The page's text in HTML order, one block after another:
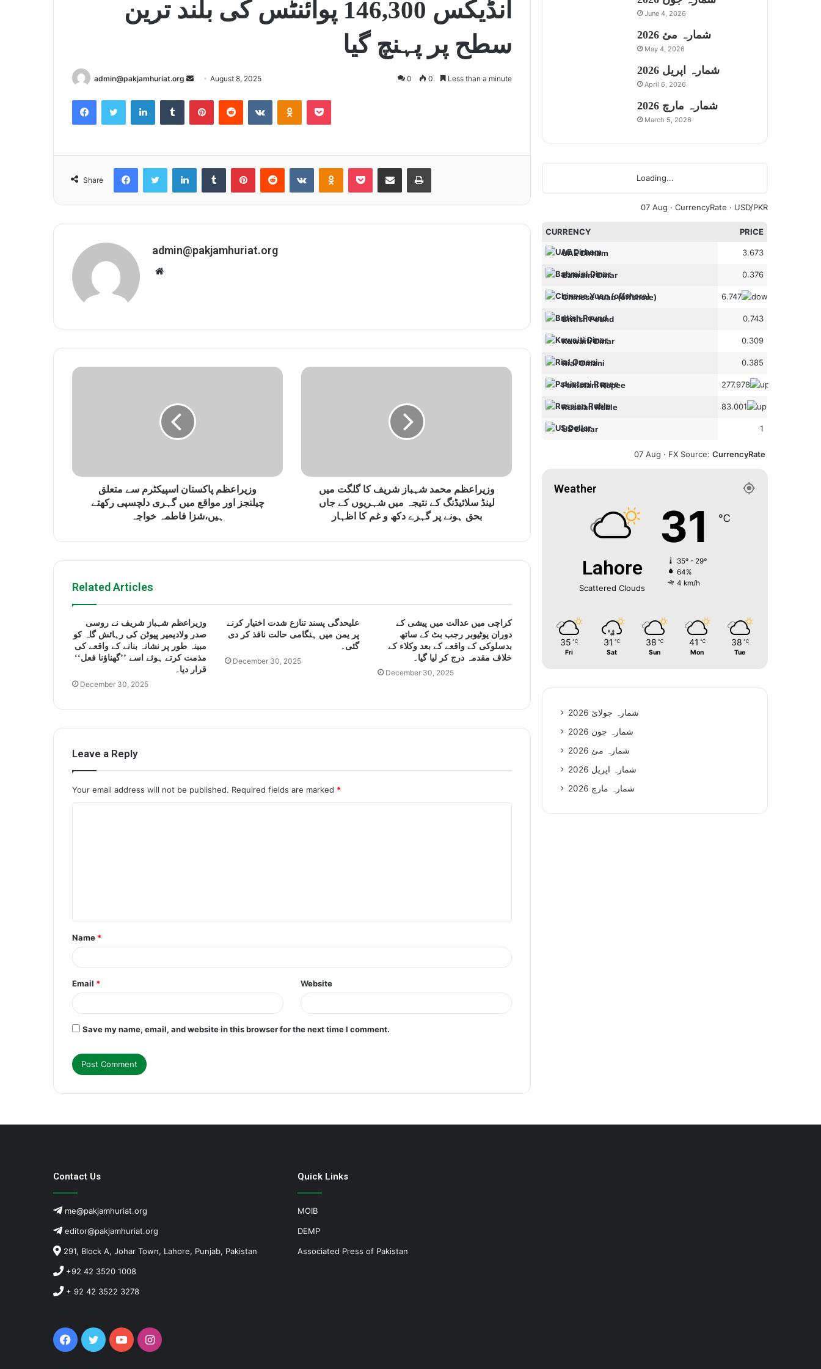
انڈیکس 146,300 پوائنٹس کی بلند ترین
سطح پر پہنچ گیا
admin@pakjamhuriat.org
e
l
August 8, 2025 0 0 Less than a minute
Share
admin@pakjamhuriat.org
i
وزیراعظم پاکستان اسپیکٹرم سے متعلق
چیلنجز اور مواقع میں گہری دلچسپی رکھتے
ہیں،شزا فاطمہ خواجہ
وزیراعظم محمد شہباز شریف کا گلگت میں
لینڈ سلائیڈنگ کے نتیجہ میں شہریوں کے جاں
بحق ہونے پر گہرے دکھ و غم کا اظہار
Related Articles
وزیراعظم شہباز شریف نے روسی
صدر ولادیمیر پیوٹن کی رہائش گاہ کو
مبینہ طور پر نشانہ بنانے کے واقعے کی
مذمت کرتے ہوئے اسے ’’گھناؤنا فعل‘‘
قرار دیا۔
December 30, 2025
علیحدگی پسند تنازع شدت اختیار کرنے
پر یمن میں ہنگامی حالت نافذ کر دی
گئی۔
December 30, 2025
کراچی میں عدالت میں پیشی کے
دوران یوٹیوبر رجب بٹ کے ساتھ
بدسلوکی کے واقعے کے بعد وکلاء کے
خلاف مقدمہ درج کر لیا گیا۔
December 30, 2025
Leave a Reply
Your email address will not be published. Required fields are marked *
t
*
Name *
Email * Website
Save my name, email, and website in this browser for the next time I comment.
June 4, 2026
شمارہ مئ 2026
May 4, 2026
شمارہ اپریل 2026
April 6, 2026
شمارہ مارچ 2026
March 5, 2026
Loading...
07 Aug · CurrencyRate · USD/PKR
CURRENCY PRICE
UAE Dirham 3.673
Bahraini Dinar 0.376
Chinese Yuan (offshore) 6.747
British Pound 0.743
Kuwaiti Dinar 0.309
Rial Omani 0.385
Pakistani Rupee 277.978
Russian Ruble 83.001
US Dollar 1
07 Aug · FX Source: CurrencyRate
Weather
Lahore
Scattered Clouds
31 ℃
35º - 29º
64%
4 km/h
35 ℃
Fri
31 ℃
Sat
38 ℃
Sun
41 ℃
Mon
38 ℃
Tue
شمارہ جولائ 2026
شمارہ جون 2026
شمارہ مئ 2026
شمارہ اپریل 2026
شمارہ مارچ 2026
Contact Us
me@pakjamhuriat.org
editor@pakjamhuriat.org
291, Block A, Johar Town, Lahore, Punjab, Pakistan
+92 42 3520 1008
+ 92 42 3522 3278
Facebook
TwitterYouTubeInstagram
Quick Links
MOIB
DEMP
Associated Press of Pakistan